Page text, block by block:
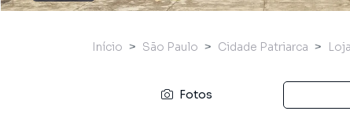
Início São Paulo Cidade Patriarca Loja
Fotos